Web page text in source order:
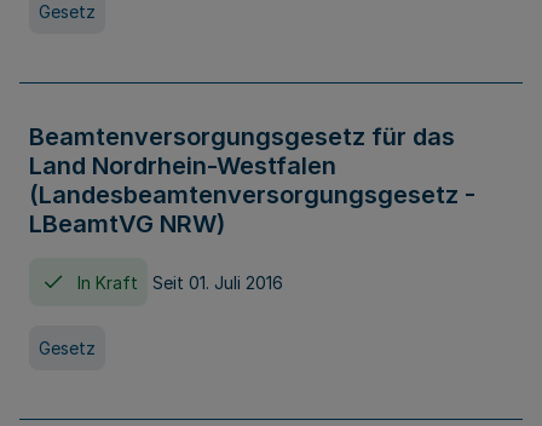
Gesetz
Beamtenversorgungsgesetz für das
Land Nordrhein-Westfalen
(Landesbeamtenversorgungsgesetz -
LBeamtVG NRW)
In Kraft Seit 01. Juli 2016
Gesetz